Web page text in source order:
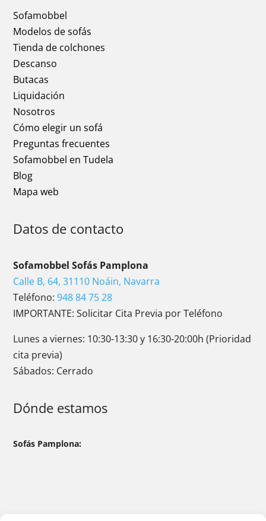
Sofamobbel
Modelos de sofás
Tienda de colchones
Descanso
Butacas
Liquidación
Nosotros
Cómo elegir un sofá
Preguntas frecuentes
Sofamobbel en Tudela
Blog
Mapa web
Datos de contacto
Sofamobbel Sofás Pamplona
Calle B, 64, 31110 Noáin, Navarra
Teléfono:948 84 75 28
IMPORTANTE: Solicitar Cita Previa por Teléfono
Lunes a viernes: 10:30-13:30 y 16:30-20:00h (Prioridad
cita previa)
Sábados: Cerrado
Dónde estamos
Sofás Pamplona: